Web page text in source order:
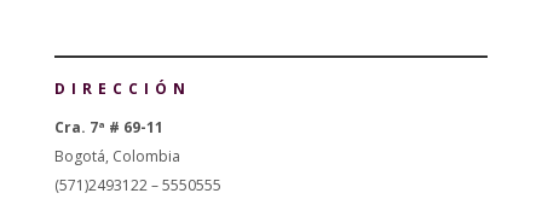
DIRECCIÓN
Cra. 7ª # 69-11
Bogotá, Colombia
(571)2493122 – 5550555